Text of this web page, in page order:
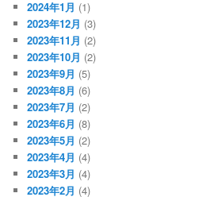
2024年1月 (1)
2023年12月 (3)
2023年11月 (2)
2023年10月 (2)
2023年9月 (5)
2023年8月 (6)
2023年7月 (2)
2023年6月 (8)
2023年5月 (2)
2023年4月 (4)
2023年3月 (4)
2023年2月 (4)